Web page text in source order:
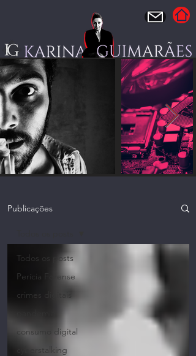
Publicações
Todos os posts
Perícia Forense
crimes digitais
consumo digital
cyberstalking